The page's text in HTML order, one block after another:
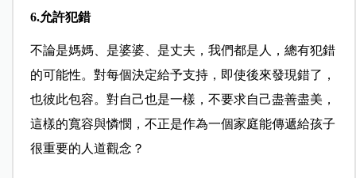
6.允許犯錯
不論是媽媽、是婆婆、是丈夫，我們都是人，總有犯錯
的可能性。對每個決定給予支持，即使後來發現錯了，
也彼此包容。對自己也是一樣，不要求自己盡善盡美，
這樣的寬容與憐憫，不正是作為一個家庭能傳遞給孩子
很重要的人道觀念？